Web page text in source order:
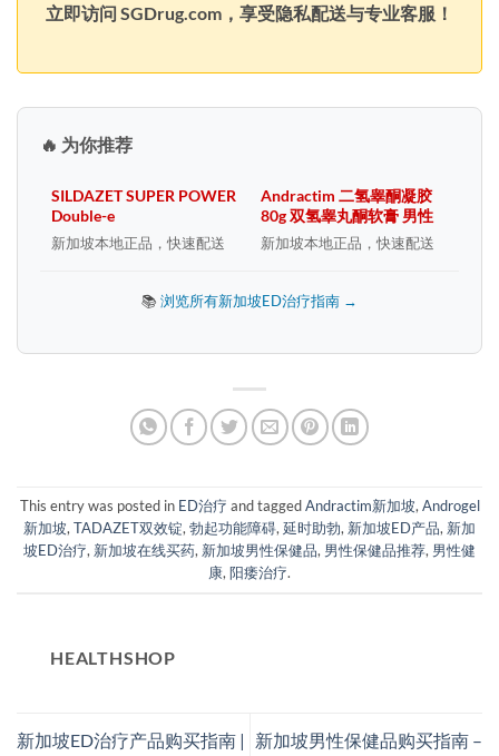
立即访问 SGDrug.com，享受隐私配送与专业客服！
🔥 为你推荐
SILDAZET SUPER POWER
Double-e
新加坡本地正品，快速配送
Andractim 二氢睾酮凝胶
80g 双氢睾丸酮软膏 男性
新加坡本地正品，快速配送
📚 浏览所有新加坡ED治疗指南 →
This entry was posted in ED治疗 and taggedAndractim新加坡, Androgel
新加坡, TADAZET双效锭, 勃起功能障碍, 延时助勃, 新加坡ED产品, 新加
坡ED治疗, 新加坡在线买药, 新加坡男性保健品, 男性保健品推荐, 男性健
康, 阳痿治疗.
HEALTHSHOP
新加坡ED治疗产品购买指南 |
新加坡男性保健品购买指南 –